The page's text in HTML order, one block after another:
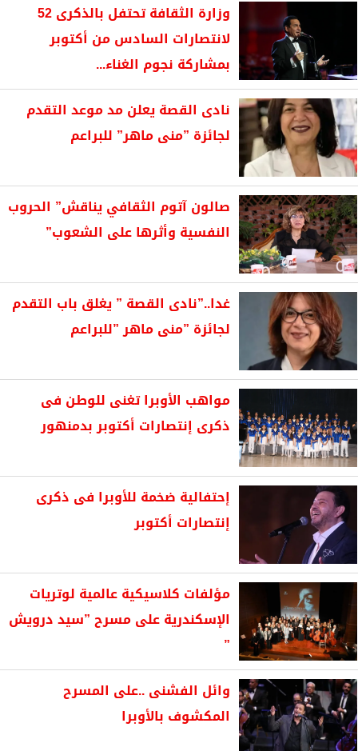
وزارة الثقافة تحتفل بالذكرى 52
لانتصارات السادس من أكتوبر
بمشاركة نجوم الغناء...
نادى القصة يعلن مد موعد التقدم
لجائزة ”منى ماهر” للبراعم
صالون آتوم الثقافي يناقش” الحروب
النفسية وأثرها على الشعوب”
غدا..”نادى القصة ” يغلق باب التقدم
لجائزة ”منى ماهر ”للبراعم
مواهب الأوبرا تغنى للوطن فى
ذكرى إنتصارات أكتوبر بدمنهور
إحتفالية ضخمة للأوبرا فى ذكرى
إنتصارات أكتوبر
مؤلفات كلاسيكية عالمية لوتريات
الإسكندرية على مسرح ”سيد درويش
”
وائل الفشنى ..على المسرح
المكشوف بالأوبرا